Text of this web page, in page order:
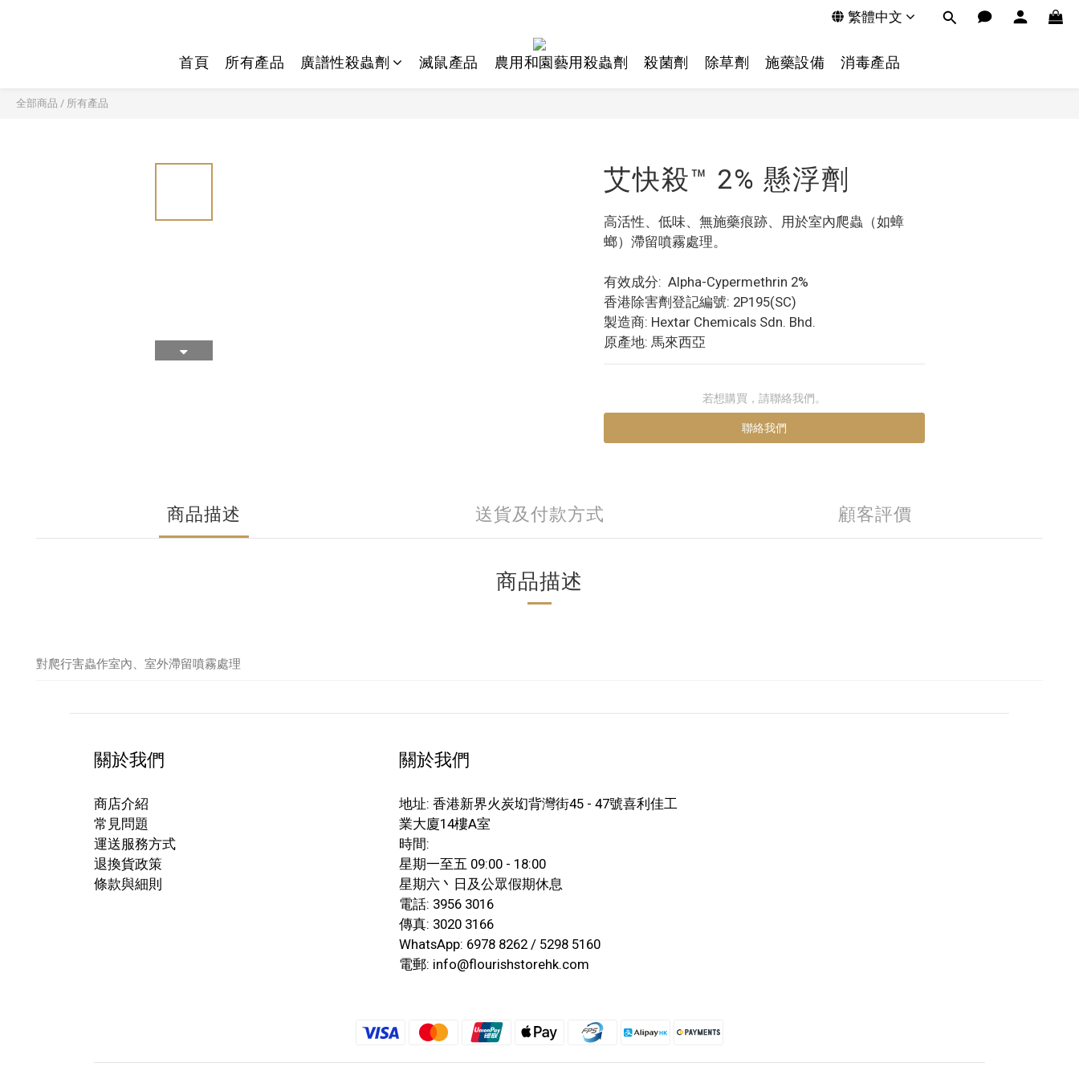
繁體中文
首頁 所有產品 廣譜性殺蟲劑 滅鼠產品 農用和園藝用殺蟲劑 殺菌劑 除草劑 施藥設備 消毒產品
全部商品 / 所有產品
艾快殺™ 2% 懸浮劑
高活性、低味、無施藥痕跡、用於室內爬蟲（如蟑
螂）滯留噴霧處理。
有效成分:  Alpha-Cypermethrin 2%
香港除害劑登記編號: 2P195(SC)
製造商: Hextar Chemicals Sdn. Bhd.
原產地: 馬來西亞
若想購買，請聯絡我們。
聯絡我們
商品描述 送貨及付款方式 顧客評價
商品描述
對爬行害蟲作室內、室外滯留噴霧處理
關於我們
商店介紹
常見問題
運送服務方式
退換貨政策
條款與細則
關於我們
地址: 香港新界火炭㘭背灣街45 - 47號喜利佳工
業大廈14樓A室
時間:
星期一至五 09:00 - 18:00
星期六丶日及公眾假期休息
電話: 3956 3016
傳真: 3020 3166
WhatsApp: 6978 8262 / 5298 5160
電郵: info@flourishstorehk.com